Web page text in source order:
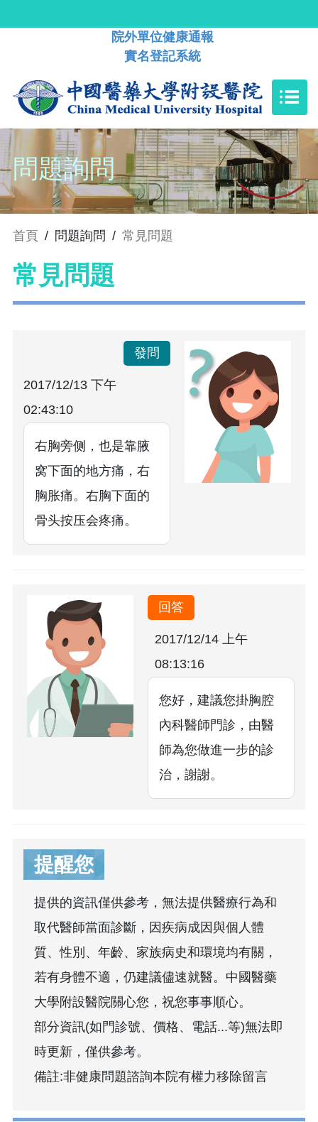
院外單位健康通報
實名登記系統
問題詢問
首頁 / 問題詢問 / 常見問題
常見問題
發問
2017/12/13 下午
02:43:10
右胸旁侧，也是靠腋
窝下面的地方痛，右
胸胀痛。右胸下面的
骨头按压会疼痛。
回答
2017/12/14 上午
08:13:16
您好，建議您掛胸腔
內科醫師門診，由醫
師為您做進一步的診
治，謝謝。
提醒您
提供的資訊僅供參考，無法提供醫療行為和
取代醫師當面診斷，因疾病成因與個人體
質、性別、年齡、家族病史和環境均有關，
若有身體不適，仍建議儘速就醫。中國醫藥
大學附設醫院關心您，祝您事事順心。
部分資訊(如門診號、價格、電話...等)無法即
時更新，僅供參考。
備註:非健康問題諮詢本院有權力移除留言